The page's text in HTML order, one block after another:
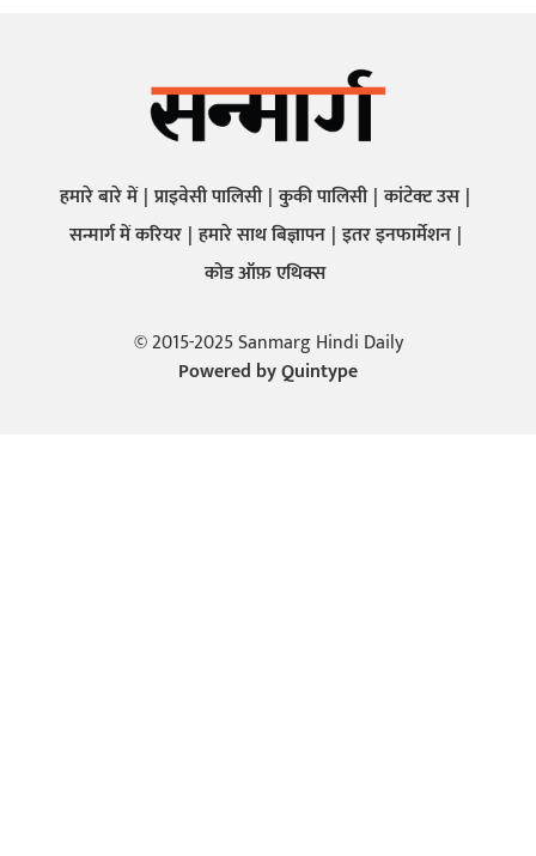
हमारे बारे में प्राइवेसी पालिसी कुकी पालिसी कांटेक्ट उस
सन्मार्ग में करियर हमारे साथ बिज्ञापन इतर इनफार्मेशन
कोड ऑफ़ एथिक्स
© 2015-2025 Sanmarg Hindi Daily
Powered byQuintype